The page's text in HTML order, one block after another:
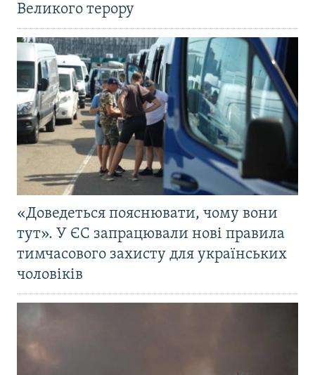
Великого терору
«Доведеться пояснювати, чому вони
тут». У ЄС запрацювали нові правила
тимчасового захисту для українських
чоловіків